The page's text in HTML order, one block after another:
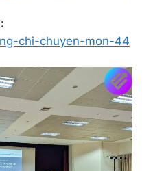
chi-chuyen-mon-44